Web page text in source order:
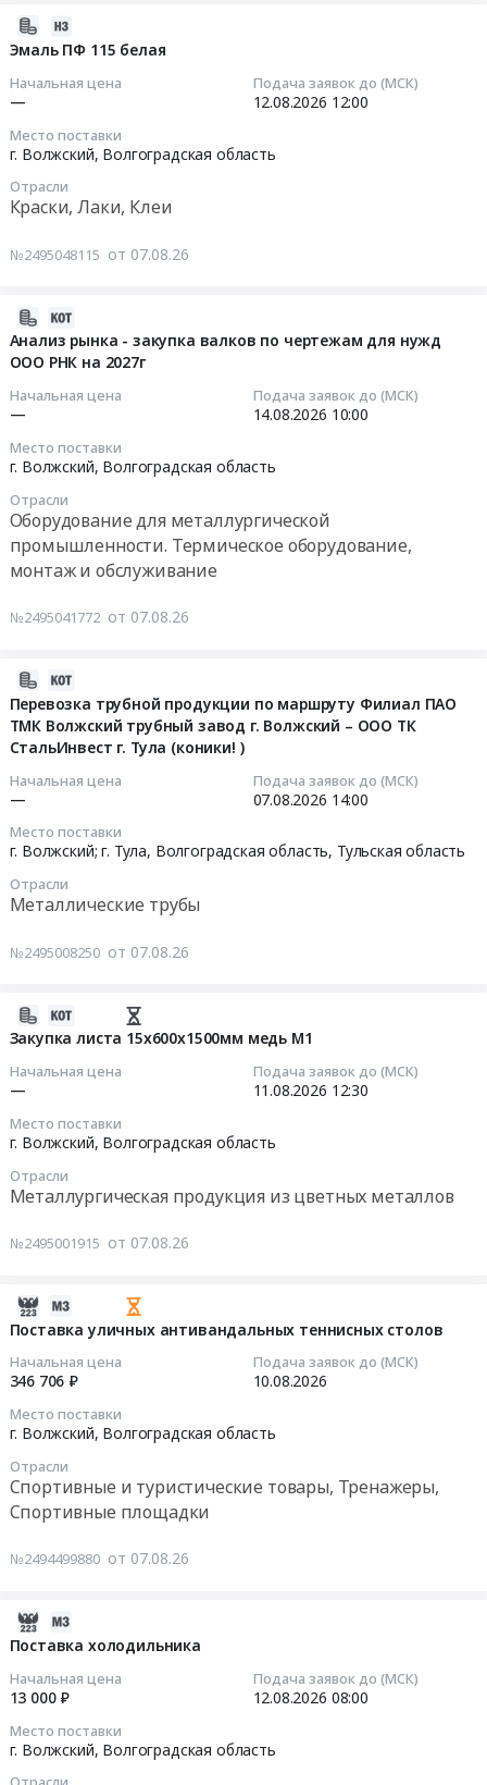
GPS).
Эмаль ПФ 115 белая
Начальная цена
—
Подача заявок до (МСК)
12.08.2026 12:00
Место поставки
г. Волжский, Волгоградская область
Отрасли
Краски, Лаки, Клеи
№2495048115 от 07.08.26
Анализ рынка - закупка валков по чертежам для нужд
ООО РНК на 2027г
Начальная цена
—
Подача заявок до (МСК)
14.08.2026 10:00
Место поставки
г. Волжский, Волгоградская область
Отрасли
Оборудование для металлургической
промышленности. Термическое оборудование,
монтаж и обслуживание
№2495041772 от 07.08.26
Перевозка трубной продукции по маршруту Филиал ПАО
ТМК Волжский трубный завод г. Волжский – ООО ТК
СтальИнвест г. Тула (коники! )
Начальная цена
—
Подача заявок до (МСК)
07.08.2026 14:00
Место поставки
г. Волжский; г. Тула, Волгоградская область, Тульская область
Отрасли
Металлические трубы
№2495008250 от 07.08.26
Закупка листа 15х600х1500мм медь М1
Начальная цена
—
Подача заявок до (МСК)
11.08.2026 12:30
Место поставки
г. Волжский, Волгоградская область
Отрасли
Металлургическая продукция из цветных металлов
№2495001915 от 07.08.26
Поставка уличных антивандальных теннисных столов
Начальная цена
346 706 ₽
Подача заявок до (МСК)
10.08.2026
Место поставки
г. Волжский, Волгоградская область
Отрасли
Спортивные и туристические товары, Тренажеры,
Спортивные площадки
№2494499880 от 07.08.26
Поставка холодильника
Начальная цена
13 000 ₽
Подача заявок до (МСК)
12.08.2026 08:00
Место поставки
г. Волжский, Волгоградская область